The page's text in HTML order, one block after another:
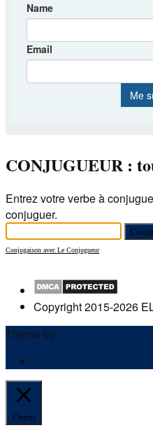
CONJUGUEUR :
Entrez votre verbe à
conjuguer.
Conjugaison avec Le Conjugueur
Copyright 2015-2026
Theme by
Cerrar